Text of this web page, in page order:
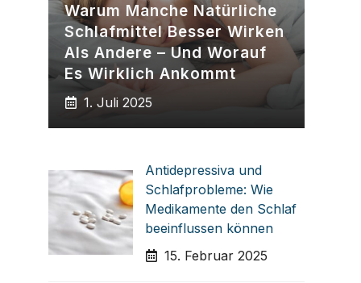
Warum Manche Natürliche
Schlafmittel Besser Wirken
Als Andere – Und Worauf
Es Wirklich Ankommt
1. Juli 2025
Antidepressiva und
Schlafprobleme: Wie
Medikamente den Schlaf
beeinflussen können
15. Februar 2025